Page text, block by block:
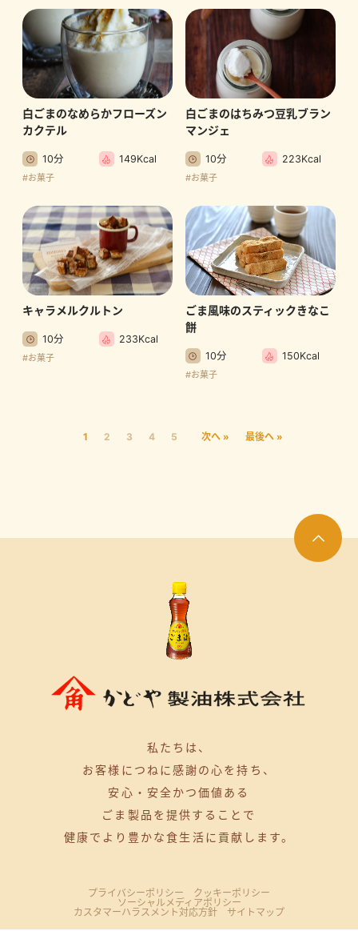
白ごまのなめらかフローズン
カクテル
10分 149Kcal
#お菓子
白ごまのはちみつ豆乳ブラン
マンジェ
10分 223Kcal
#お菓子
キャラメルクルトン
10分 233Kcal
#お菓子
ごま風味のスティックきなこ
餅
10分 150Kcal
#お菓子
1 2 3 4 5 次へ » 最後へ »
私たちは、
お客様につねに感謝の心を持ち、
安心・安全かつ価値ある
ごま製品を提供することで
健康でより豊かな食生活に貢献します。
プライバシーポリシー
クッキーポリシー
ソーシャルメディアポリシー
カスタマーハラスメント対応方針
サイトマップ